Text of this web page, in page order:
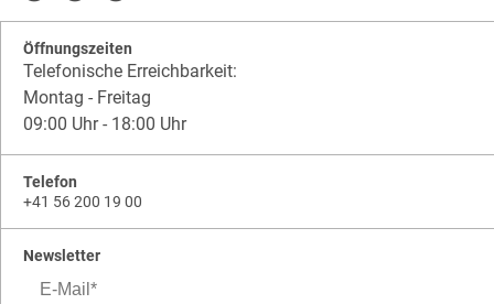
Öffnungszeiten
Telefonische Erreichbarkeit:
Montag - Freitag
09:00 Uhr - 18:00 Uhr
Telefon
+41 56 200 19 00
Newsletter